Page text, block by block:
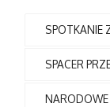
SPOTKANIE
SPACER
NARODOWE